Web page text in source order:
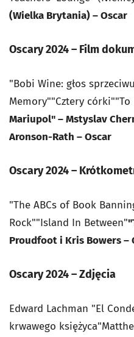
(Wielka Brytania) – Oscar
Oscary 2024 – Film
"Bobi Wine: głos
Memory""Cztery
Mariupol" – Mstyslav
Aronson-Rath – Oscar
Oscary 2024 –
"The ABCs of Book
Rock""Island In Between"
Proudfoot i Kris Bowers –
Oscary 2024 – Zdjęcia
Edward Lachman "El
krwawego